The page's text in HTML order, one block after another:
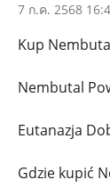
7 ก.ค. 2568
Kup
Nembutal
Eutanazja
Gdzie kupić